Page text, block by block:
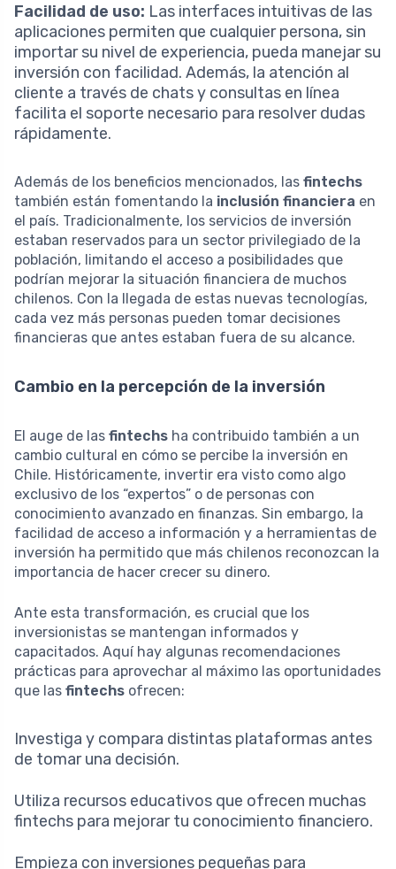
Facilidad de uso: Las interfaces intuitivas de las
aplicaciones permiten que cualquier persona, sin
importar su nivel de experiencia, pueda manejar su
inversión con facilidad. Además, la atención al
cliente a través de chats y consultas en línea
facilita el soporte necesario para resolver dudas
rápidamente.
Además de los beneficios mencionados, las fintechs
también están fomentando la inclusión financiera en
el país. Tradicionalmente, los servicios de inversión
estaban reservados para un sector privilegiado de la
población, limitando el acceso a posibilidades que
podrían mejorar la situación financiera de muchos
chilenos. Con la llegada de estas nuevas tecnologías,
cada vez más personas pueden tomar decisiones
financieras que antes estaban fuera de su alcance.
Cambio en la percepción de la inversión
El auge de las fintechs ha contribuido también a un
cambio cultural en cómo se percibe la inversión en
Chile. Históricamente, invertir era visto como algo
exclusivo de los “expertos” o de personas con
conocimiento avanzado en finanzas. Sin embargo, la
facilidad de acceso a información y a herramientas de
inversión ha permitido que más chilenos reconozcan la
importancia de hacer crecer su dinero.
Ante esta transformación, es crucial que los
inversionistas se mantengan informados y
capacitados. Aquí hay algunas recomendaciones
prácticas para aprovechar al máximo las oportunidades
que las fintechs ofrecen:
Investiga y compara distintas plataformas antes
de tomar una decisión.
Utiliza recursos educativos que ofrecen muchas
fintechs para mejorar tu conocimiento financiero.
Empieza con inversiones pequeñas para